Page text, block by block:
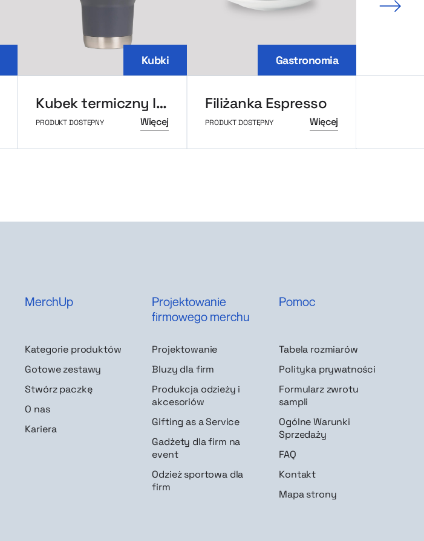
Kubki
Kubek termiczny Igloo Travel
PRODUKT DOSTĘPNY Więcej
Gastronomia
Filiżanka Espresso
PRODUKT DOSTĘPNY Więcej
MerchUp
Kategorie produktów
Gotowe zestawy
Stwórz paczkę
O nas
Kariera
Projektowanie
firmowego merchu
Projektowanie
Bluzy dla firm
Produkcja odzieży i
akcesoriów
Gifting as a Service
Gadżety dla firm na
event
Odzież sportowa dla
firm
Pomoc
Tabela rozmiarów
Polityka prywatności
Formularz zwrotu
sampli
Ogólne Warunki
Sprzedaży
FAQ
Kontakt
Mapa strony